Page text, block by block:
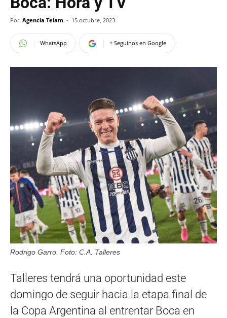
Por Agencia Telam - 15 octubre, 2023
WhatsApp + Seguinos en Google
Rodrigo Garro. Foto: C.A. Talleres
Talleres tendrá una oportunidad este
domingo de seguir hacia la etapa final de
la Copa Argentina al entrentar Boca en